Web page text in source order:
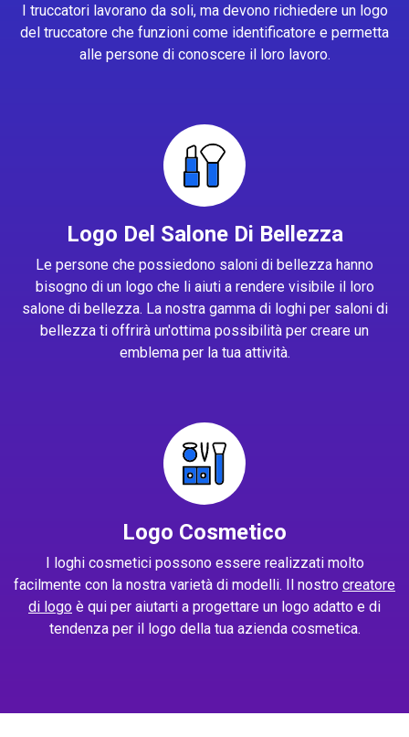
I truccatori lavorano da soli, ma devono richiedere un logo
del truccatore che funzioni come identificatore e permetta
alle persone di conoscere il loro lavoro.
Logo Del Salone Di Bellezza
Le persone che possiedono saloni di bellezza hanno
bisogno di un logo che li aiuti a rendere visibile il loro
salone di bellezza. La nostra gamma di loghi per saloni di
bellezza ti offrirà un'ottima possibilità per creare un
emblema per la tua attività.
Logo Cosmetico
I loghi cosmetici possono essere realizzati molto
facilmente con la nostra varietà di modelli. Il nostro creatore
di logo è qui per aiutarti a progettare un logo adatto e di
tendenza per il logo della tua azienda cosmetica.